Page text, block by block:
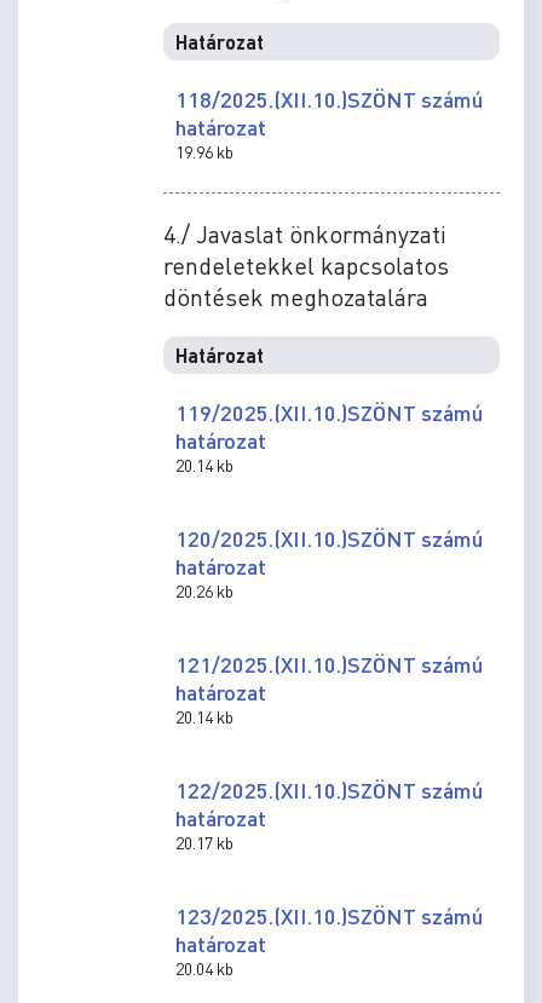
Határozat
118/2025.(XII.10.)SZÖNT számú
határozat
19.96 kb
4./ Javaslat önkormányzati
rendeletekkel kapcsolatos
döntések meghozatalára
Határozat
119/2025.(XII.10.)SZÖNT számú
határozat
20.14 kb
120/2025.(XII.10.)SZÖNT számú
határozat
20.26 kb
121/2025.(XII.10.)SZÖNT számú
határozat
20.14 kb
122/2025.(XII.10.)SZÖNT számú
határozat
20.17 kb
123/2025.(XII.10.)SZÖNT számú
határozat
20.04 kb